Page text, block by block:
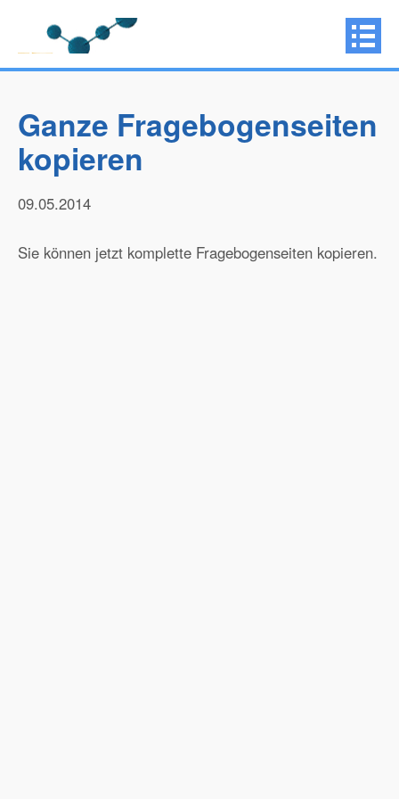
Ganze Fragebogenseiten
kopieren
09.05.2014
Sie können jetzt komplette Fragebogenseiten kopieren.